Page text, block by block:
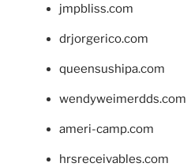
jmpbliss.com
drjorgerico.com
queensushipa.com
wendyweimerdds.com
ameri-camp.com
hrsreceivables.com